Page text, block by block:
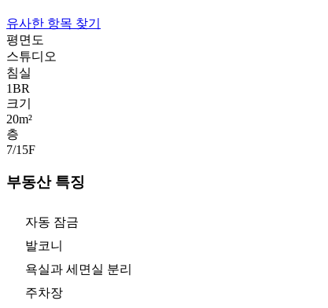
유사한 항목 찾기
평면도
스튜디오
침실
1BR
크기
20m²
층
7/15F
부동산 특징
자동 잠금
발코니
욕실과 세면실 분리
주차장